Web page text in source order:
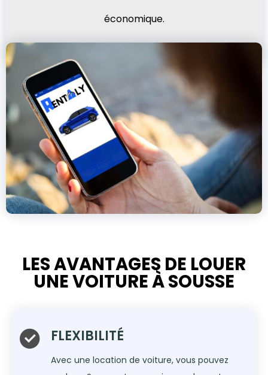
économique.
LES AVANTAGES DE LOUER
UNE VOITURE À SOUSSE
FLEXIBILITÉ
Avec une location de voiture, vous pouvez